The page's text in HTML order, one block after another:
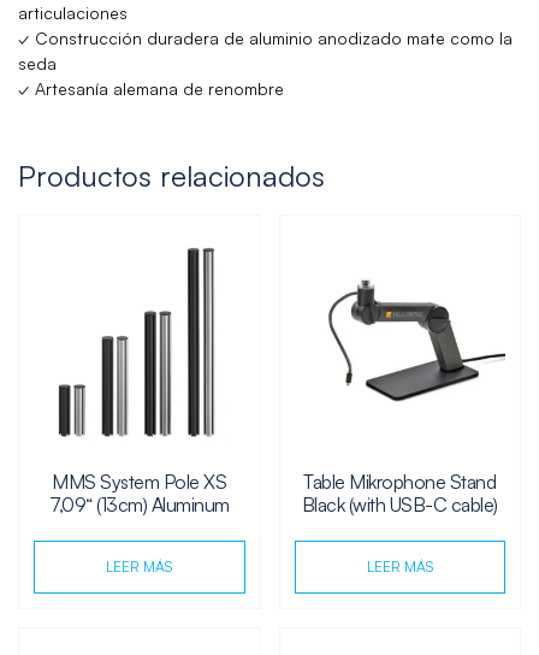
articulaciones
✓ Construcción duradera de aluminio anodizado mate como la
seda
✓ Artesanía alemana de renombre
Productos relacionados
MMS System Pole XS
7,09“ (13cm) Aluminum
LEER MÁS
Table Mikrophone Stand
Black (with USB-C cable)
LEER MÁS